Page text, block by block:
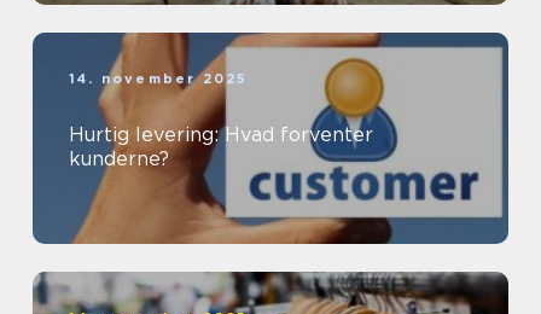
14. november 2025
Hurtig levering: Hvad forventer
kunderne?